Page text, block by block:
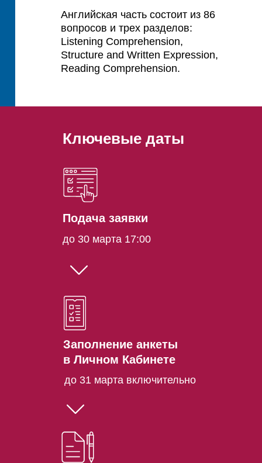
Английская часть состоит из 86
вопросов и трех разделов:
Listening Comprehension,
Structure and Written Expression,
Reading Comprehension.
Ключевые даты
Подача заявки
до 30 марта 17:00
Заполнение анкеты
в Личном Кабинете
до 31 марта включительно